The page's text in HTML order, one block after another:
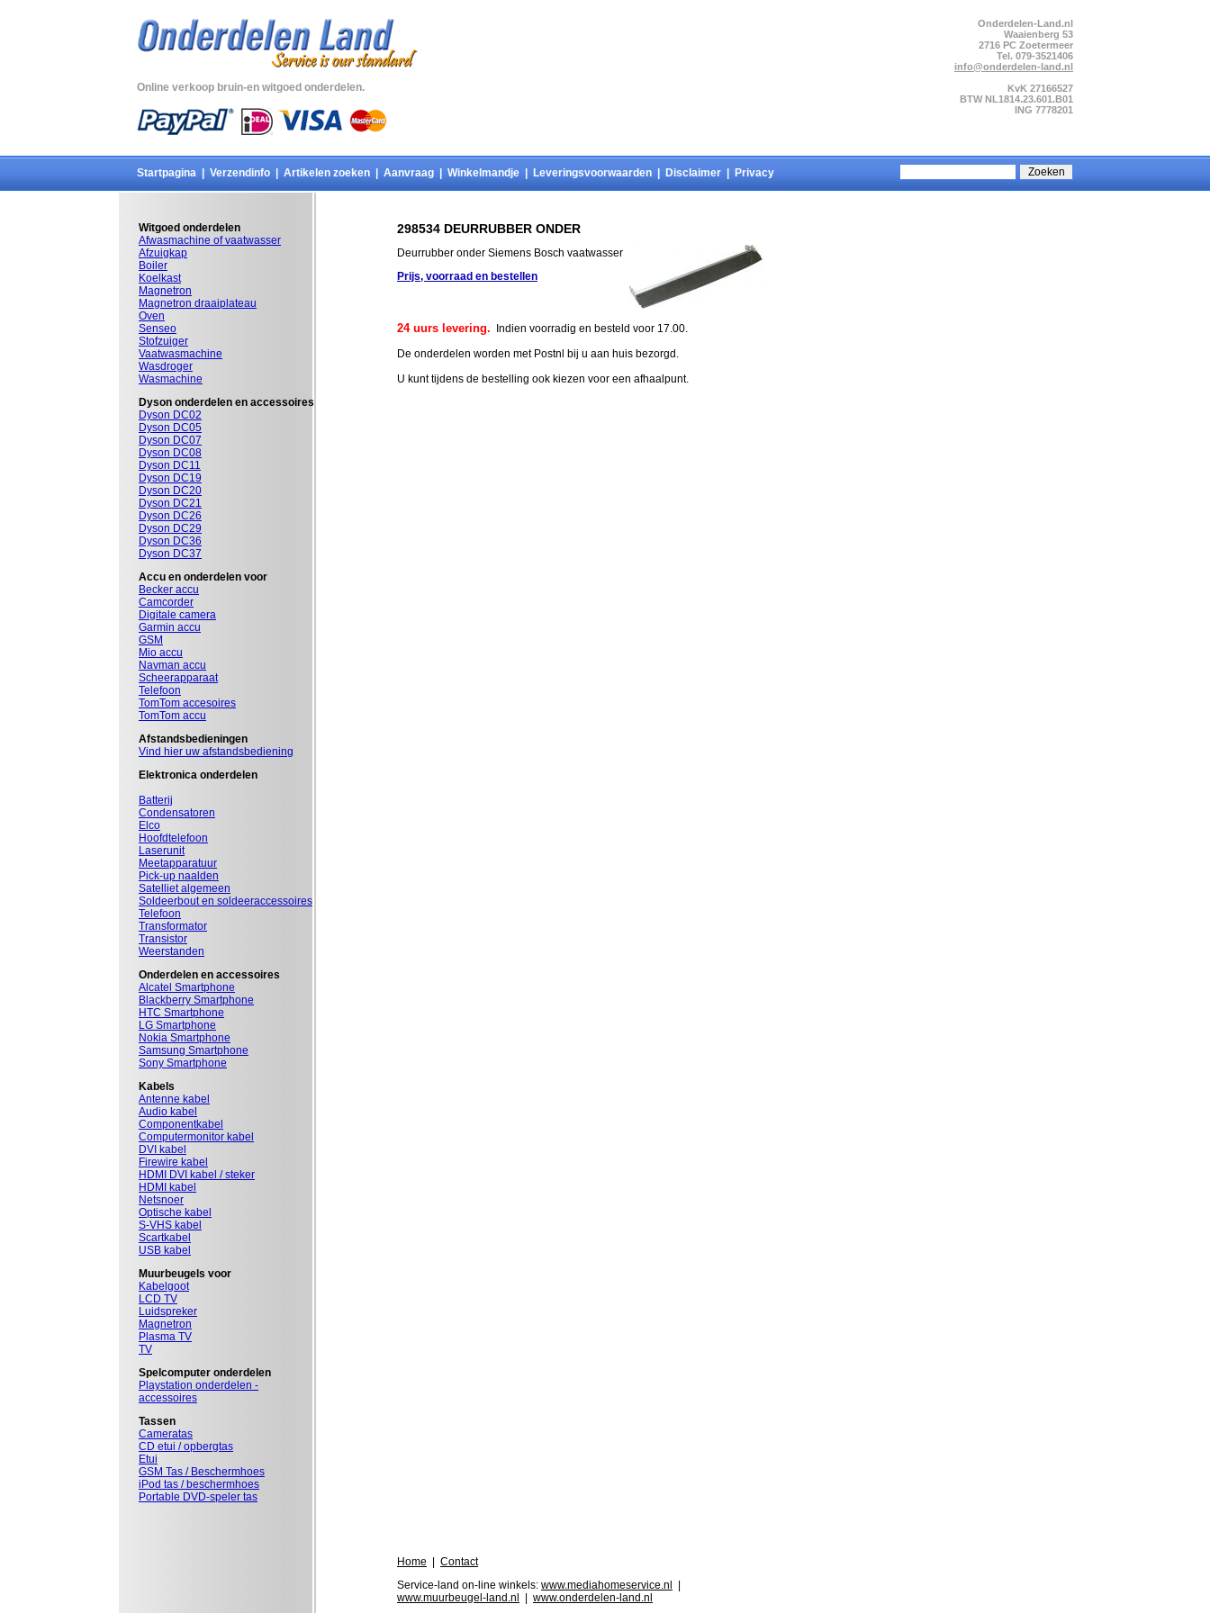
Online verkoop bruin-en witgoed onderdelen.
Onderdelen-Land.nl
Waaienberg 53
2716 PC Zoetermeer
Tel. 079-3521406
info@onderdelen-land.nl
KvK 27166527
BTW NL1814.23.601.B01
ING 7778201
Startpagina Verzendinfo Artikelen zoeken Aanvraag Winkelmandje Leveringsvoorwaarden Disclaimer Privacy
Witgoed onderdelen
Afwasmachine of vaatwasser
Afzuigkap
Boiler
Koelkast
Magnetron
Magnetron draaiplateau
Oven
Senseo
Stofzuiger
Vaatwasmachine
Wasdroger
Wasmachine
Dyson onderdelen en accessoires
Dyson DC02
Dyson DC05
Dyson DC07
Dyson DC08
Dyson DC11
Dyson DC19
Dyson DC20
Dyson DC21
Dyson DC26
Dyson DC29
Dyson DC36
Dyson DC37
Accu en onderdelen voor
Becker accu
Camcorder
Digitale camera
Garmin accu
GSM
Mio accu
Navman accu
Scheerapparaat
Telefoon
TomTom accesoires
TomTom accu
Afstandsbedieningen
Vind hier uw afstandsbediening
Elektronica onderdelen
Batterij
Condensatoren
Elco
Hoofdtelefoon
Laserunit
Meetapparatuur
Pick-up naalden
Satelliet algemeen
Soldeerbout en soldeeraccessoires
Telefoon
Transformator
Transistor
Weerstanden
Onderdelen en accessoires
Alcatel Smartphone
Blackberry Smartphone
HTC Smartphone
LG Smartphone
Nokia Smartphone
Samsung Smartphone
Sony Smartphone
Kabels
Antenne kabel
Audio kabel
Componentkabel
Computermonitor kabel
DVI kabel
Firewire kabel
HDMI DVI kabel / steker
HDMI kabel
Netsnoer
Optische kabel
S-VHS kabel
Scartkabel
USB kabel
Muurbeugels voor
Kabelgoot
LCD TV
Luidspreker
Magnetron
Plasma TV
TV
Spelcomputer onderdelen
Playstation onderdelen -
accessoires
Tassen
Cameratas
CD etui / opbergtas
Etui
GSM Tas / Beschermhoes
iPod tas / beschermhoes
Portable DVD-speler tas
298534 DEURRUBBER ONDER
Deurrubber onder Siemens Bosch vaatwasser
Prijs, voorraad en bestellen
24 uurs levering. Indien voorradig en besteld voor 17.00.
De onderdelen worden met Postnl bij u aan huis bezorgd.
U kunt tijdens de bestelling ook kiezen voor een afhaalpunt.
Home
Contact
Service-land on-line winkels: www.mediahomeservice.nl
www.muurbeugel-land.nl
www.onderdelen-land.nl